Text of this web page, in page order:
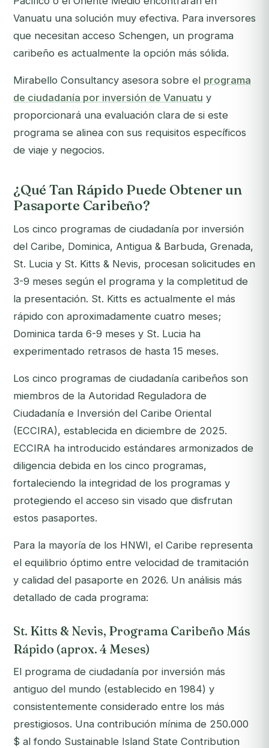
Vanuatu una solución muy efectiva. Para inversores
que necesitan acceso Schengen, un programa
caribeño es actualmente la opción más sólida.
Mirabello Consultancy asesora sobre el programa
de ciudadanía por inversión de Vanuatu y
proporcionará una evaluación clara de si este
programa se alinea con sus requisitos específicos
de viaje y negocios.
¿Qué Tan Rápido Puede Obtener un
Pasaporte Caribeño?
Los cinco programas de ciudadanía por inversión
del Caribe, Dominica, Antigua & Barbuda, Grenada,
St. Lucia y St. Kitts & Nevis, procesan solicitudes en
3-9 meses según el programa y la completitud de
la presentación. St. Kitts es actualmente el más
rápido con aproximadamente cuatro meses;
Dominica tarda 6-9 meses y St. Lucia ha
experimentado retrasos de hasta 15 meses.
Los cinco programas de ciudadanía caribeños son
miembros de la Autoridad Reguladora de
Ciudadanía e Inversión del Caribe Oriental
(ECCIRA), establecida en diciembre de 2025.
ECCIRA ha introducido estándares armonizados de
diligencia debida en los cinco programas,
fortaleciendo la integridad de los programas y
protegiendo el acceso sin visado que disfrutan
estos pasaportes.
Para la mayoría de los HNWI, el Caribe representa
el equilibrio óptimo entre velocidad de tramitación
y calidad del pasaporte en 2026. Un análisis más
detallado de cada programa:
St. Kitts & Nevis, Programa Caribeño Más
Rápido (aprox. 4 Meses)
El programa de ciudadanía por inversión más
antiguo del mundo (establecido en 1984) y
consistentemente considerado entre los más
prestigiosos. Una contribución mínima de 250.000
$ al fondo Sustainable Island State Contribution